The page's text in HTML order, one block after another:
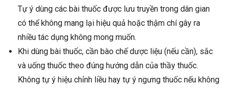
Tự ý dùng các bài thuốc được lưu truyền trong dân gian
có thể không mang lại hiệu quả hoặc thậm chí gây ra
nhiều tác dụng không mong muốn.
Khi dùng bài thuốc, cần bào chế dược liệu (nếu cần), sắc
và uống thuốc theo đúng hướng dẫn của thầy thuốc.
Không tự ý hiệu chỉnh liều hay tự ý ngưng thuốc nếu không